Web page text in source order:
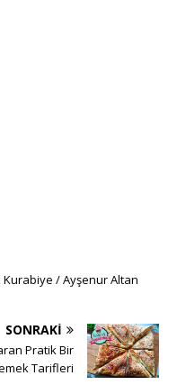
Kurabiye / Ayşenur Altan
SONRAKI
Pratik Bir
Tarifleri